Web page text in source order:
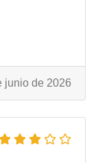
junio de 2026